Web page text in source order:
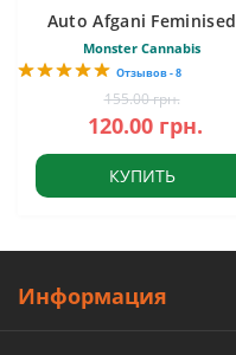
Auto Afgani Feminised
Monster Cannabis
Отзывов - 8
155.00 грн.
120.00 грн.
КУПИТЬ
Информация